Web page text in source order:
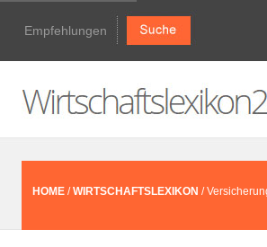
Empfehlungen
HOME /WIRTSCHAFTSLEXIKON /